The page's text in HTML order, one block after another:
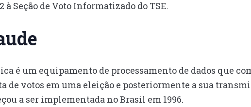
à Seção de Voto Informatizado do TSE.
é um equipamento de processamento de dados que
de votos em uma eleição e posteriormente a sua
a ser implementada no Brasil em 1996.